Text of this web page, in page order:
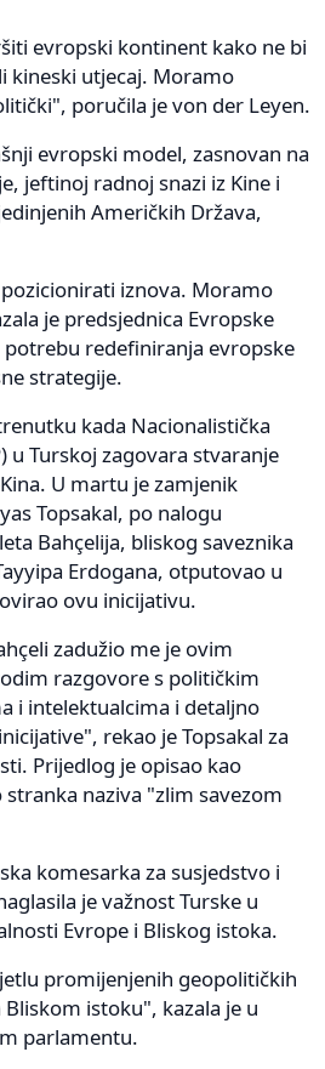
evropski kontinent kako ne bi
kineski utjecaj. Moramo
poručila je von der Leyen.
evropski model, zasnovan na
jeftinoj radnoj snazi iz Kine i
Američkih Država,
iznova. Moramo
je predsjednica Evropske
redefiniranja evropske
strategije.
kada Nacionalistička
u Turskoj zagovara stvaranje
U martu je zamjenik
Topsakal, po nalogu
Bahçelija, bliskog saveznika
Erdogana, otputovao u
ovu inicijativu.
zadužio me je ovim
razgovore s političkim
i intelektualcima i detaljno
rekao je Topsakal za
Prijedlog je opisao kao
naziva "zlim savezom
komesarka za susjedstvo i
je važnost Turske u
Evrope i Bliskog istoka.
promijenjenih geopolitičkih
istoku", kazala je u
parlamentu.